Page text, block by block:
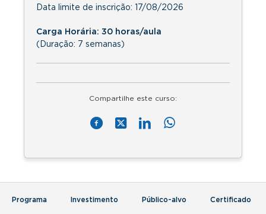
Data limite de inscrição: 17/08/2026
Carga Horária: 30 horas/aula
(Duração: 7 semanas)
Compartilhe este curso:
Programa Investimento Público-alvo Certificado